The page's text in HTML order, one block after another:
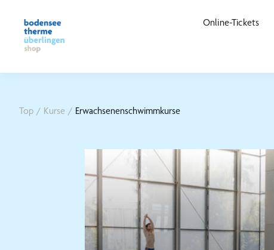
Online-Tickets
Top / Kurse / Erwachsenenschwimmkurse